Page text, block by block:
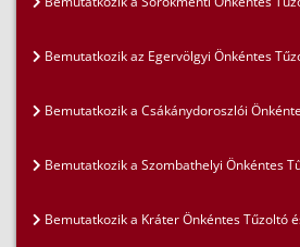
Bemutatkozik az Egervölgyi Önkéntes
Bemutatkozik a Csákánydoroszlói
Bemutatkozik a Szombathelyi Önkéntes
Bemutatkozik a Kráter Önkéntes Tűzoltó